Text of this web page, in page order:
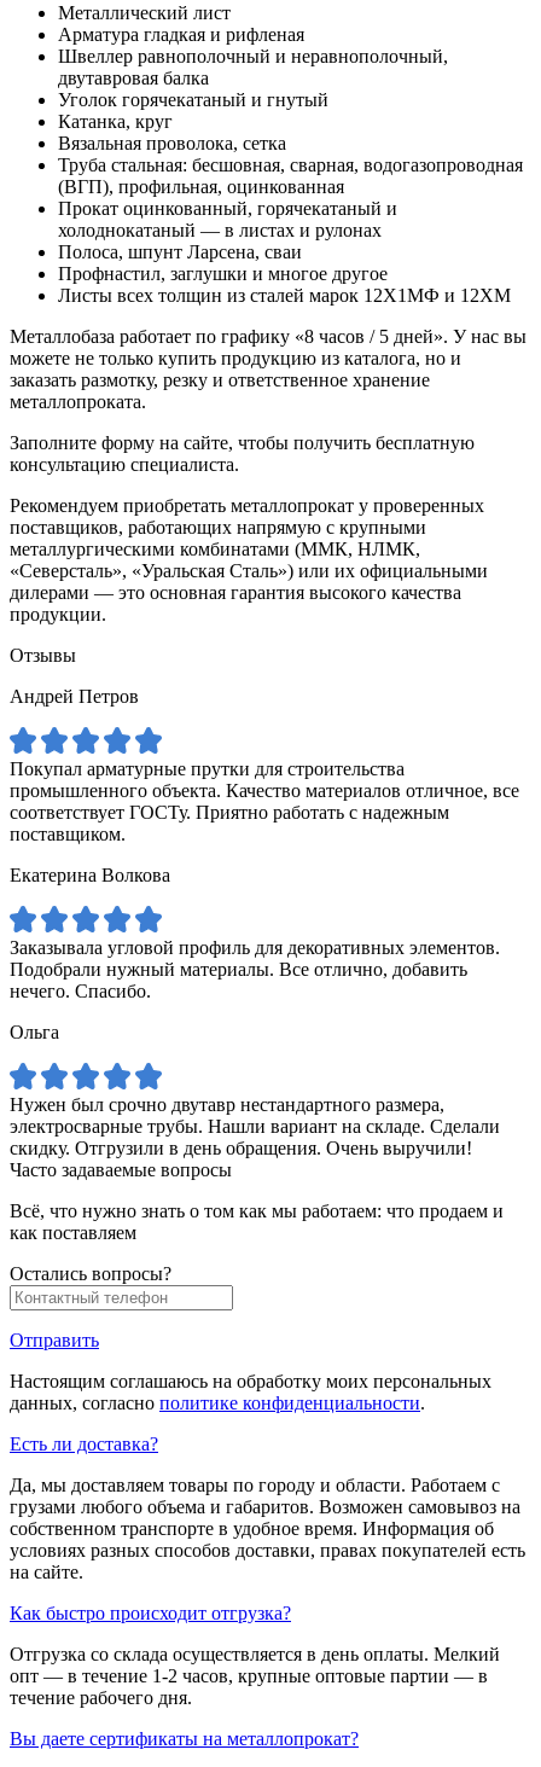
Металлический лист
Арматура гладкая и рифленая
Швеллер равнополочный и неравнополочный,
двутавровая балка
Уголок горячекатаный и гнутый
Катанка, круг
Вязальная проволока, сетка
Труба стальная: бесшовная, сварная, водогазопроводная
(ВГП), профильная, оцинкованная
Прокат оцинкованный, горячекатаный и
холоднокатаный — в листах и рулонах
Полоса, шпунт Ларсена, сваи
Профнастил, заглушки и многое другое
Листы всех толщин из сталей марок 12Х1МФ и 12ХМ
Металлобаза работает по графику «8 часов / 5 дней». У нас вы
можете не только купить продукцию из каталога, но и
заказать размотку, резку и ответственное хранение
металлопроката.
Заполните форму на сайте, чтобы получить бесплатную
консультацию специалиста.
Рекомендуем приобретать металлопрокат у проверенных
поставщиков, работающих напрямую с крупными
металлургическими комбинатами (ММК, НЛМК,
«Северсталь», «Уральская Сталь») или их официальными
дилерами — это основная гарантия высокого качества
продукции.
Отзывы
Андрей Петров
Покупал арматурные прутки для строительства
промышленного объекта. Качество материалов отличное, все
соответствует ГОСТу. Приятно работать с надежным
поставщиком.
Екатерина Волкова
Заказывала угловой профиль для декоративных элементов.
Подобрали нужный материалы. Все отлично, добавить
нечего. Спасибо.
Ольга
Нужен был срочно двутавр нестандартного размера,
электросварные трубы. Нашли вариант на складе. Сделали
скидку. Отгрузили в день обращения. Очень выручили!
Часто задаваемые вопросы
Всё, что нужно знать о том как мы работаем: что продаем и
как поставляем
Остались вопросы?
Отправить
Настоящим соглашаюсь на обработку моих персональных
данных, согласно политике конфиденциальности.
Есть ли доставка?
Да, мы доставляем товары по городу и области. Работаем с
грузами любого объема и габаритов. Возможен самовывоз на
собственном транспорте в удобное время. Информация об
условиях разных способов доставки, правах покупателей есть
на сайте.
Как быстро происходит отгрузка?
Отгрузка со склада осуществляется в день оплаты. Мелкий
опт — в течение 1-2 часов, крупные оптовые партии — в
течение рабочего дня.
Вы даете сертификаты на металлопрокат?